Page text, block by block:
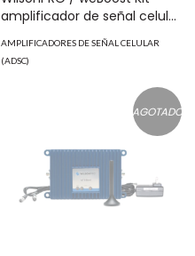
amplificador de señal celular
cuatribanda para vehículo,
para 4G LTE, 3G, 2G y Nextel
Evolution, multiusuario.
Amplifica las bandas de
frecuencia de 850MHz,
1900MHz, 1700/2100MHz y
700MHz, con una ganancia
máxima de 50dB. 470-108
AMPLIFICADORES DE SEÑAL CELULAR
(ADSC)
AGOTADO